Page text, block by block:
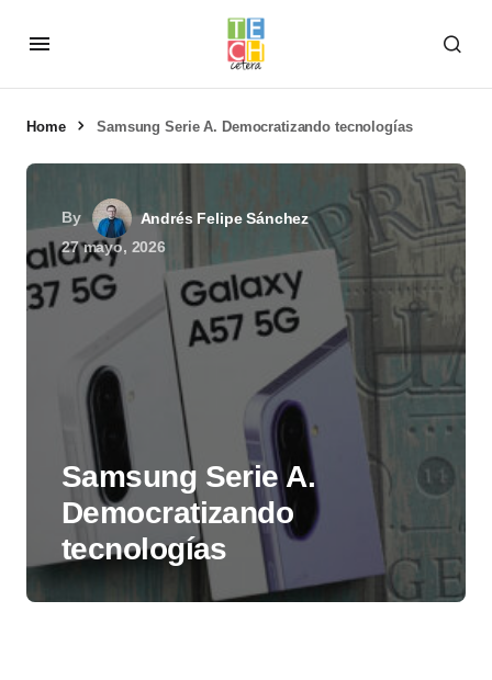
Home Samsung Serie A. Democratizando tecnologías
By
Andrés Felipe Sánchez
27 mayo, 2026
Samsung Serie A.
Democratizando
tecnologías